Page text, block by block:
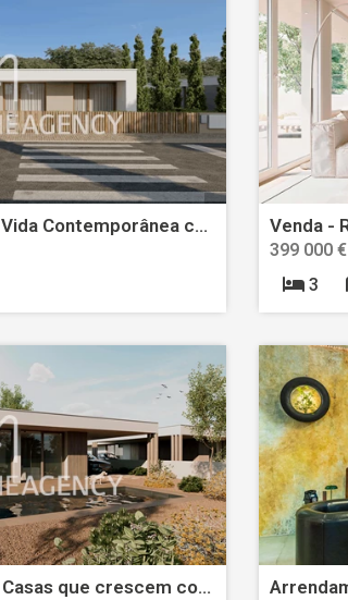
Venda - STONE — Vida Contemporânea com Vistas Exclusivas do Castelo de Óbidos
399 000 €
3
Venda - ROOTS — Casas que crescem com a Natureza